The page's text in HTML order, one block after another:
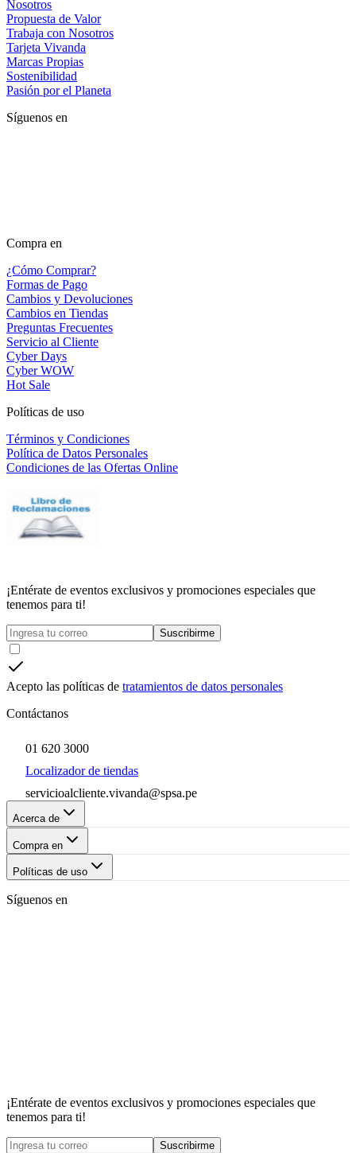
Nosotros
Propuesta de Valor
Trabaja con Nosotros
Tarjeta Vivanda
Marcas Propias
Sostenibilidad
Pasión por el Planeta
Síguenos en
Compra en
¿Cómo Comprar?
Formas de Pago
Cambios y Devoluciones
Cambios en Tiendas
Preguntas Frecuentes
Servicio al Cliente
Cyber Days
Cyber WOW
Hot Sale
Políticas de uso
Términos y Condiciones
Política de Datos Personales
Condiciones de las Ofertas Online
¡Entérate de eventos exclusivos y promociones especiales que
tenemos para ti!
Suscribirme
Acepto las políticas de tratamientos de datos personales
Contáctanos
01 620 3000
Localizador de tiendas
servicioalcliente.vivanda@spsa.pe
Acerca de
Compra en
Políticas de uso
Síguenos en
¡Entérate de eventos exclusivos y promociones especiales que
tenemos para ti!
Suscribirme